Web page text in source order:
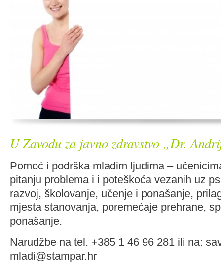
U Zavodu za javno zdravstvo „Dr.
Pomoć i podrška mladim ljudima –
pitanju problema i i poteškoća vezanih uz
razvoj, školovanje, učenje i ponašanje,
mjesta stanovanja, poremećaje prehrane,
ponašanje.
Narudžbe na tel. +385 1 46 96 281 ili na:
mladi@stampar.hr